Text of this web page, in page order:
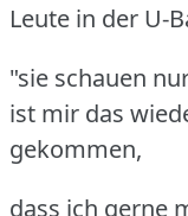
Leute in der U-
"sie schauen
ist mir das
gekommen,
dass ich gerne